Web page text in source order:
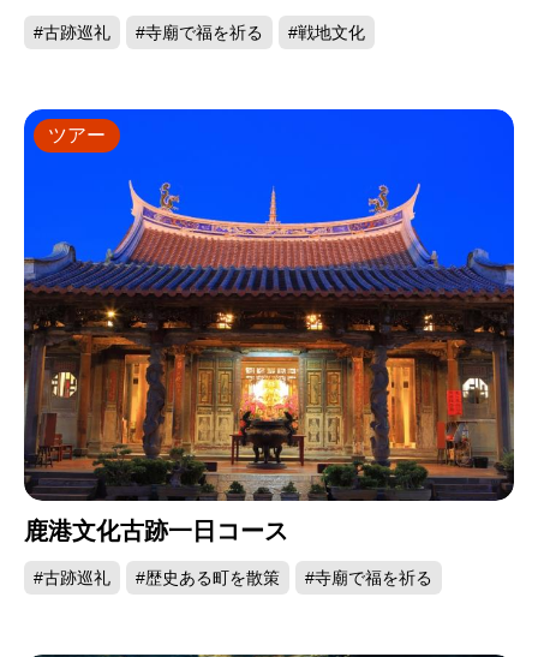
#古跡巡礼 #寺廟で福を祈る #戦地文化
鹿港文化古跡一日コース
#古跡巡礼 #歴史ある町を散策 #寺廟で福を祈る
ツアー